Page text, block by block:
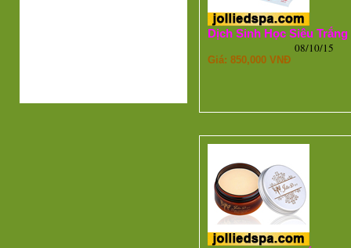
Dịch Sinh Học Siêu Trắng
Giá: 850,000 VNĐ
08/10/15